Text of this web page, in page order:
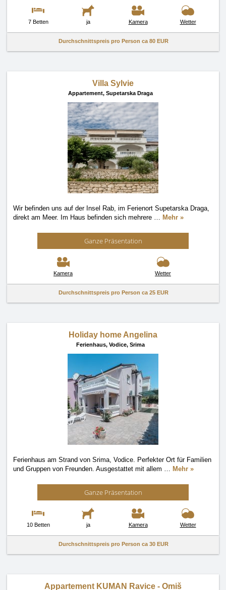
7 Betten ja Kamera Wetter
Durchschnittspreis pro Person ca 80 EUR
Villa Sylvie
Appartement, Supetarska Draga
Wir befinden uns auf der Insel Rab, im Ferienort Supetarska Draga,
direkt am Meer. Im Haus befinden sich mehrere … Mehr »
Ganze Präsentation
Kamera Wetter
Durchschnittspreis pro Person ca 25 EUR
Holiday home Angelina
Ferienhaus, Vodice, Srima
Ferienhaus am Strand von Srima, Vodice. Perfekter Ort für Familien
und Gruppen von Freunden. Ausgestattet mit allem … Mehr »
Ganze Präsentation
10 Betten ja Kamera Wetter
Durchschnittspreis pro Person ca 30 EUR
Appartement KUMAN Ravice - Omiš